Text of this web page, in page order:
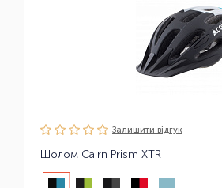
Залишити вiдгук
Шолом Cairn Prism XTR